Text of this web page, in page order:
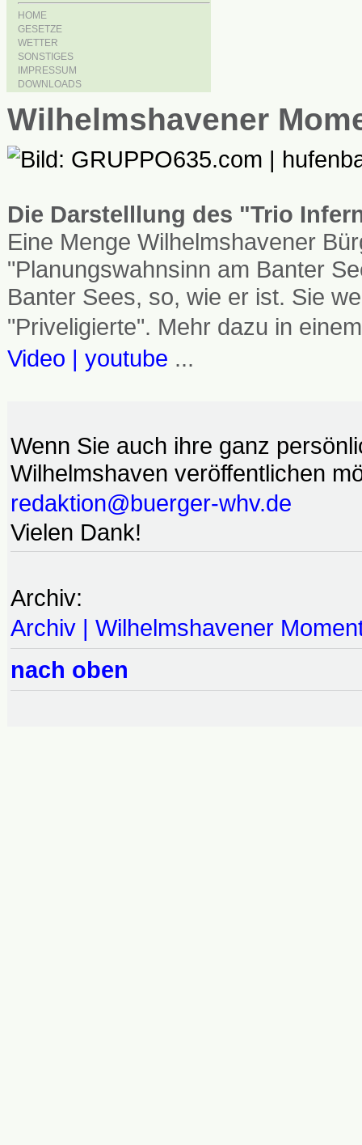
HOME
GESETZE
WETTER
SONSTIGES
IMPRESSUM
DOWNLOADS
Wilhelmshavener
Die Darstelllung des "Trio
Eine Menge Wilhelmshavener
"Planungswahnsinn am Banter
Banter Sees, so, wie er ist. Sie
"Priveligierte". Mehr dazu in
Video | youtube ...
Wenn Sie auch ihre ganz
Wilhelmshaven veröffentlichen
redaktion@buerger-whv.de
Vielen Dank!
Archiv:
Archiv | Wilhelmshavener
nach oben